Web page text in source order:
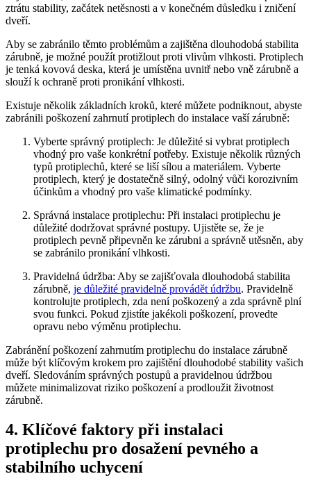
ztrátu stability, začátek netěsnosti a v konečném důsledku i zničení
dveří.
Aby se zabránilo těmto problémům a zajištěna dlouhodobá stabilita
zárubně, je možné použít protižlout proti vlivům vlhkosti. Protiplech
je tenká kovová deska, která je umístěna uvnitř nebo vně zárubně a
slouží k ochraně proti pronikání vlhkosti.
Existuje několik základních kroků, které můžete podniknout, abyste
zabránili poškození zahrnutí protiplech do instalace vaší zárubně:
Vyberte správný protiplech: Je důležité si vybrat protiplech
vhodný pro vaše konkrétní potřeby. Existuje několik různých
typů protiplechů, které se liší sílou a materiálem. Vyberte
protiplech, který je dostatečně silný, odolný vůči korozivním
účinkům a vhodný pro vaše klimatické podmínky.
Správná instalace protiplechu: Při instalaci protiplechu je
důležité dodržovat správné postupy. Ujistěte se, že je
protiplech pevně připevněn ke zárubni a správně utěsněn, aby
se zabránilo pronikání vlhkosti.
Pravidelná údržba: Aby se zajišťovala dlouhodobá stabilita
zárubně, je důležité pravidelně provádět údržbu. Pravidelně
kontrolujte protiplech, zda není poškozený a zda správně plní
svou funkci. Pokud zjistíte jakékoli poškození, provedte
opravu nebo výměnu protiplechu.
Zabránění poškození zahrnutím protiplechu do instalace zárubně
může být klíčovým krokem pro zajištění dlouhodobé stability vašich
dveří. Sledováním správných postupů a pravidelnou údržbou
můžete minimalizovat riziko poškození a prodloužit životnost
zárubně.
4. Klíčové faktory při instalaci
protiplechu pro dosažení pevného a
stabilního uchycení